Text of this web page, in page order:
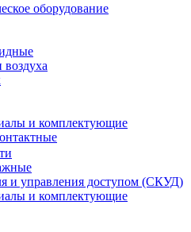
оборудование
и комплектующие
и управления доступом (СКУД)
и комплектующие